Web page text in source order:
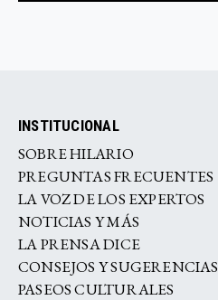
INSTITUCIONAL
SOBRE HILARIO
PREGUNTAS FRECUENTES
LA VOZ DE LOS EXPERTOS
NOTICIAS Y MÁS
LA PRENSA DICE
CONSEJOS Y SUGERENCIAS
PASEOS CULTURALES